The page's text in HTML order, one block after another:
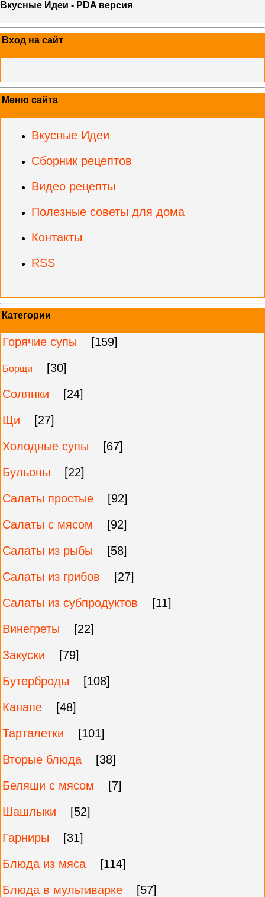
Вкусные Идеи - PDA версия
Вход на сайт
Меню сайта
Вкусные Идеи
Сборник рецептов
Видео рецепты
Полезные советы для дома
Контакты
RSS
Категории
Горячие супы [159]
Борщи
[30]
Солянки
[24]
Щи
[27]
Холодные супы
[67]
Бульоны
[22]
Салаты простые
[92]
Салаты с мясом
[92]
Салаты из рыбы
[58]
Салаты из грибов
[27]
Салаты из субпродуктов
[11]
Винегреты
[22]
Закуски
[79]
Бутерброды
[108]
Канапе
[48]
Тарталетки
[101]
Вторые блюда
[38]
Беляши с мясом
[7]
Шашлыки
[52]
Гарниры
[31]
Блюда из мяса
[114]
Блюда в мультиварке
[57]